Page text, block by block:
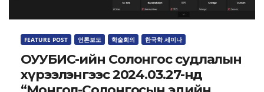
FEATURE POST 언론보도 학술회의 한국학 세미나
ОУУБИС-ийн Солонгос судлалын
хүрээлэнгээс 2024.03.27-нд